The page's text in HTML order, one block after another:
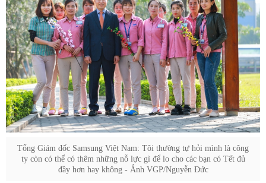
Tổng Giám đốc Samsung Việt Nam: Tôi thường tự hỏi mình là công
ty còn có thể có thêm những nỗ lực gì để lo cho các bạn có Tết đủ
đầy hơn hay không - Ảnh VGP/Nguyễn Đức